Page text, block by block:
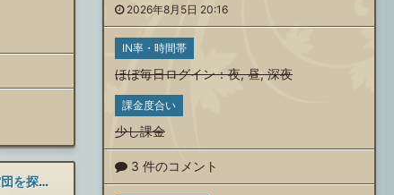
2026年8月5日 20:16
IN率・時間帯
ほぼ毎日ログイン：夜,昼,深夜
課金度合い
少し課金
3 件のコメント
初心者歓迎の騎空団を探しています